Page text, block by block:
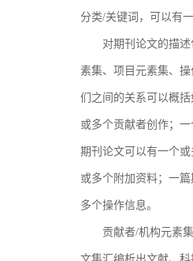
分类/关键词，可以有
对期刊论文的描
素集、项目元素集、
们之间的关系可以概
或多个贡献者创作；
期刊论文可以有一个
或多个附加资料；一
多个操作信息。
贡献者/机构元素